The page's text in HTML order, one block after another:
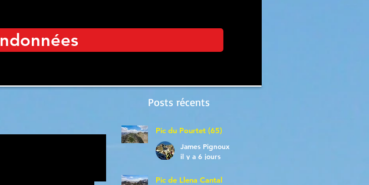
Posts récents
Pic du Pourtet (65)
James Pignoux
il y a 6 jours
Pic de Llena Cantal